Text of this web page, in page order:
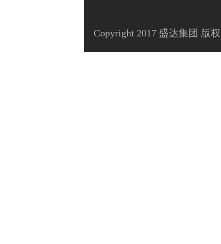
Copyright 2017 盛达集团 版